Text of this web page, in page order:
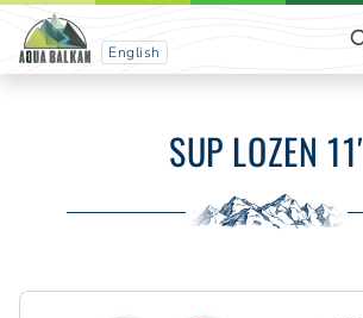
English
SUP LOZEN 11′